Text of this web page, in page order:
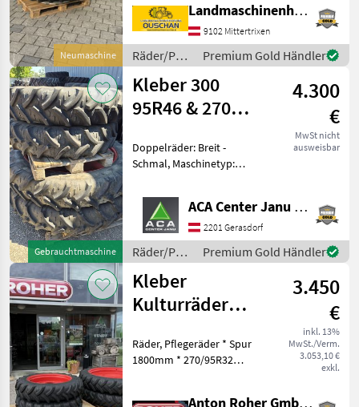
Neumaschine
ohne Ösen, wir sind gerne
für sie erreichbar oder
Besuchen sie un
Landmaschinenhandel Ouschan Anton
9102 Mittertrixen
Räder/Pneu/Felgen
/ Alliance
Premium Gold Händler
Gebrauchtmaschine
Kleber 300
95R46 & 270
4.300
€
MwSt nicht
ausweisbar
Doppelräder: Breit -
Schmal, Maschinetyp:
Geschwindigkeitsindex (SI):
40 km/h (SI: A8), Last-Index
(LI): LI: 134 (2120 kg), TT/TL:
Schlauchlos (TL), Bauweise:
ACA Center Janu GmbH
2201 Gerasdorf
Räder/Pneu/Felgen
/ Kleber
Premium Gold Händler
Kleber
Kulturräder
Fendt 500 Vario
3.450
€
inkl. 13%
MwSt./Verm.
3.053,10 €
exkl.
Räder, Pflegeräder * Spur
1800mm * 270/95R32
Anton Roher GmbH (ACA Center Roher)